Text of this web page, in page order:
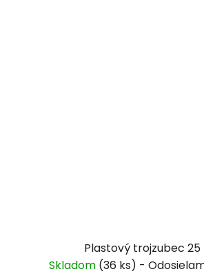
Plastový trojzubec
Skladom (36 ks)